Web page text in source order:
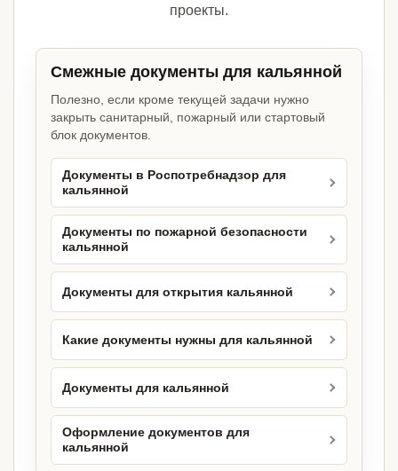
проекты.
Смежные документы для кальянной
Полезно, если кроме текущей задачи нужно
закрыть санитарный, пожарный или стартовый
блок документов.
Документы в Роспотребнадзор для
кальянной
Документы по пожарной безопасности
кальянной
Документы для открытия кальянной
Какие документы нужны для кальянной
Документы для кальянной
Оформление документов для
кальянной